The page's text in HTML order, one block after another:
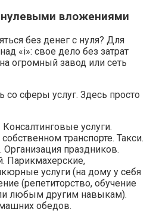
вложениями
без денег с нуля? Для
«i»: свое дело без затрат
огромный завод или сеть
со сферы услуг. Здесь просто
услуги.
транспорте. Такси.
Организация праздников.
Парикмахерские,
услуги (на дому у себя
(репетиторство, обучение
любым другим навыкам).
обедов.